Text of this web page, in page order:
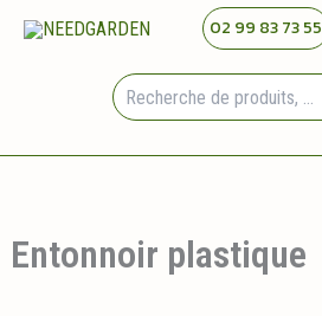
02 99 83 73 55
Entonnoir plastique